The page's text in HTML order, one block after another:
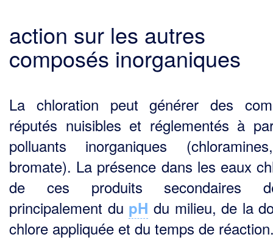
action sur les autres
composés inorganiques
La chloration peut générer des
réputés nuisibles et réglementés à
polluants inorgani­ques
bromate). La présence dans les eaux
de ces produits secondaires
principalement du pH du milieu, de la
chlore appliquée et du temps de